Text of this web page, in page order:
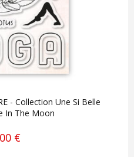
- Collection Une Si Belle
In The Moon
€